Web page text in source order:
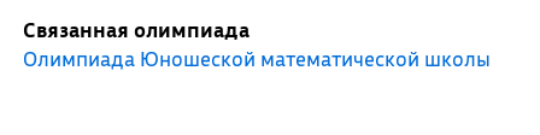
Связанная олимпиада
Олимпиада Юношеской математической школы